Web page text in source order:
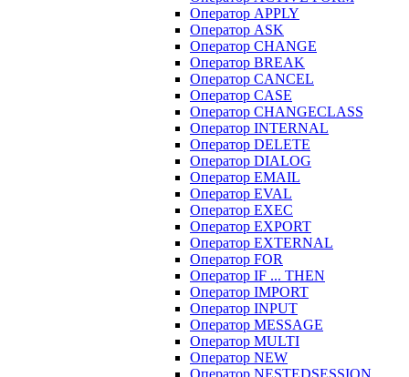
Оператор APPLY
Оператор ASK
Оператор CHANGE
Оператор BREAK
Оператор CANCEL
Оператор CASE
Оператор CHANGECLASS
Оператор INTERNAL
Оператор DELETE
Оператор DIALOG
Оператор EMAIL
Оператор EVAL
Оператор EXEC
Оператор EXPORT
Оператор EXTERNAL
Оператор FOR
Оператор IF ... THEN
Оператор IMPORT
Оператор INPUT
Оператор MESSAGE
Оператор MULTI
Оператор NEW
Оператор NESTEDSESSION